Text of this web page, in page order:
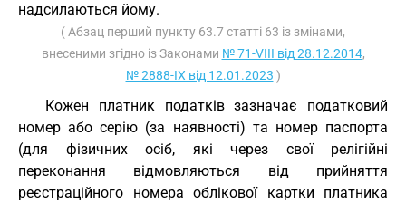
надсилаються йому.
( Абзац перший пункту 63.7 статті 63 із змінами,
внесеними згідно із Законами № 71-VIII від 28.12.2014,
№ 2888-IX від 12.01.2023 )
Кожен платник податків зазначає податковий
номер або серію (за наявності) та номер паспорта
(для фізичних осіб, які через свої релігійні
переконання відмовляються від прийняття
реєстраційного номера облікової картки платника